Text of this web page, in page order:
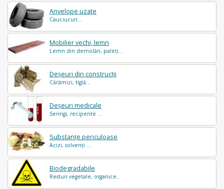
Anvelope uzate
Cauciucuri...
Mobilier vechi, lemn
Lemn din demolări, paleți...
Deșeuri din construcții
Cărămizi, tiglă...
Deșeuri medicale
Seringi, recipente ...
Substanțe periculoase
Acizi, solvenți ...
Biodegradabile
Resturi vegetale, organice..